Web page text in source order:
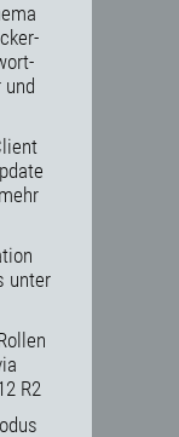
und
unter
R2